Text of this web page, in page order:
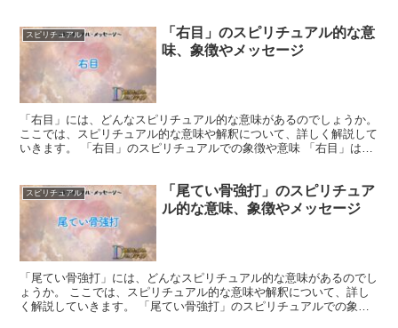
スピリチュアル
「右目」のスピリチュアル的な意
味、象徴やメッセージ
「右目」には、どんなスピリチュアル的な意味があるのでしょうか。
ここでは、スピリチュアル的な意味や解釈について、詳しく解説して
いきます。 「右目」のスピリチュアルでの象徴や意味 「右目」は直
スピリチュアル
「尾てい骨強打」のスピリチュア
ル的な意味、象徴やメッセージ
「尾てい骨強打」には、どんなスピリチュアル的な意味があるのでし
ょうか。 ここでは、スピリチュアル的な意味や解釈について、詳し
く解説していきます。 「尾てい骨強打」のスピリチュアルでの象徴